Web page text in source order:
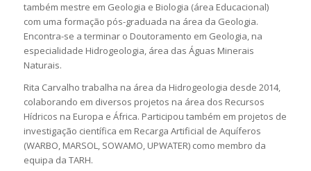
também mestre em Geologia e Biologia (área Educacional)
com uma formação pós-graduada na área da Geologia.
Encontra-se a terminar o Doutoramento em Geologia, na
especialidade Hidrogeologia, área das Águas Minerais
Naturais.
Rita Carvalho trabalha na área da Hidrogeologia desde 2014,
colaborando em diversos projetos na área dos Recursos
Hídricos na Europa e África. Participou também em projetos de
investigação científica em Recarga Artificial de Aquíferos
(WARBO, MARSOL, SOWAMO, UPWATER) como membro da
equipa da TARH.